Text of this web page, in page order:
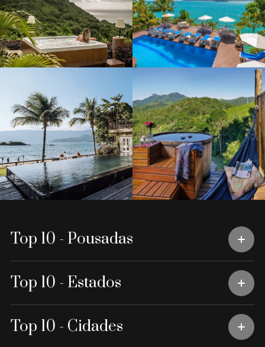
Top 10 - Pousadas
Top 10 - Estados
Top 10 - Cidades